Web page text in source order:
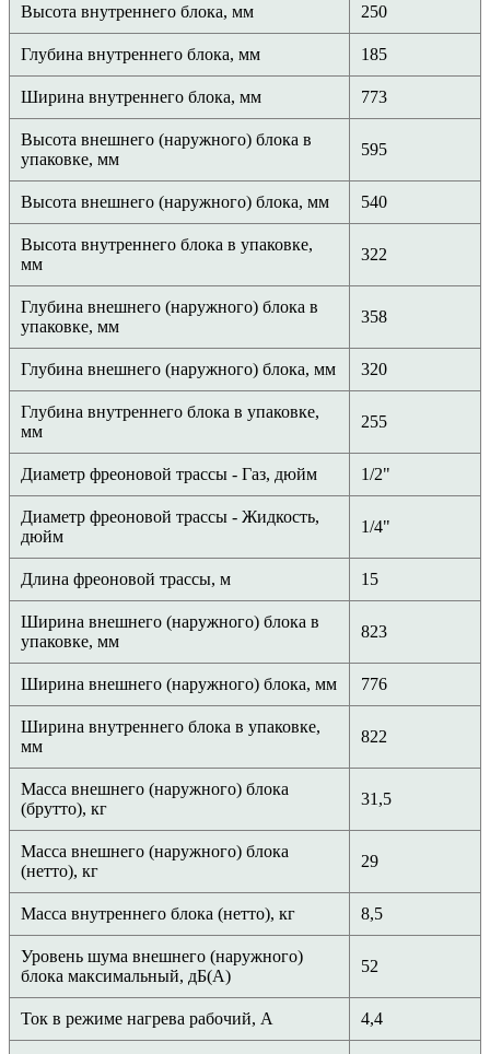
Высота внутреннего блока, мм 250
Глубина внутреннего блока, мм 185
Ширина внутреннего блока, мм 773
Высота внешнего (наружного) блока в
упаковке, мм
595
Высота внешнего (наружного) блока, мм 540
Высота внутреннего блока в упаковке,
мм
322
Глубина внешнего (наружного) блока в
упаковке, мм
358
Глубина внешнего (наружного) блока, мм 320
Глубина внутреннего блока в упаковке,
мм
255
Диаметр фреоновой трассы - Газ, дюйм 1/2"
Диаметр фреоновой трассы - Жидкость,
дюйм
1/4"
Длина фреоновой трассы, м 15
Ширина внешнего (наружного) блока в
упаковке, мм
823
Ширина внешнего (наружного) блока, мм 776
Ширина внутреннего блока в упаковке,
мм
822
Масса внешнего (наружного) блока
(брутто), кг
31,5
Масса внешнего (наружного) блока
(нетто), кг
29
Масса внутреннего блока (нетто), кг 8,5
Уровень шума внешнего (наружного)
блока максимальный, дБ(А)
52
Ток в режиме нагрева рабочий, А 4,4